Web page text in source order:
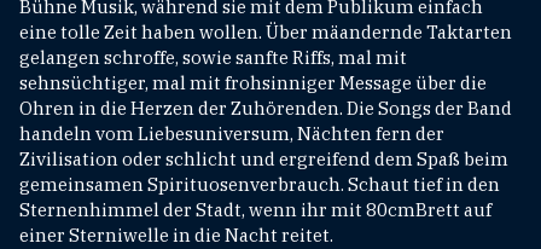
Bühne Musik, während sie mit dem Publikum einfach
eine tolle Zeit haben wollen. Über mäandernde Taktarten
gelangen schroffe, sowie sanfte Riffs, mal mit
sehnsüchtiger, mal mit frohsinniger Message über die
Ohren in die Herzen der Zuhörenden. Die Songs der Band
handeln vom Liebesuniversum, Nächten fern der
Zivilisation oder schlicht und ergreifend dem Spaß beim
gemeinsamen Spirituosenverbrauch. Schaut tief in den
Sternenhimmel der Stadt, wenn ihr mit 80cmBrett auf
einer Sterniwelle in die Nacht reitet.